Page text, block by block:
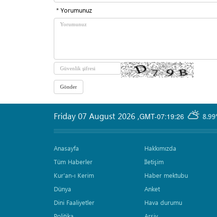
* Yorumunuz
GMT-07:19:26
Friday 07 August 2026 ,
Anasayfa
Tüm Haberler
Kur'an-ı Kerim
Dünya
Dini Faaliyetler
Hakkımızda
İletişim
Haber mektubu
Anket
Hava durumu